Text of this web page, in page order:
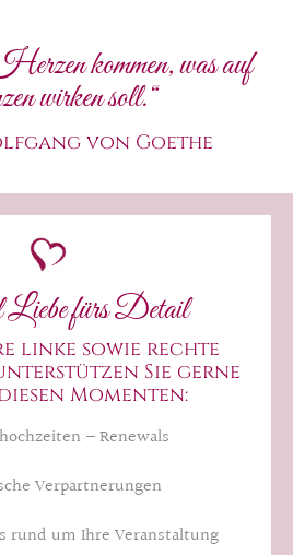
kommen, was auf
wirken soll.“
von Goethe
fürs Detail
linke sowie rechte
Sie gerne
Momenten:
– Renewals
Verpartnerungen
rund um Ihre Veranstaltung